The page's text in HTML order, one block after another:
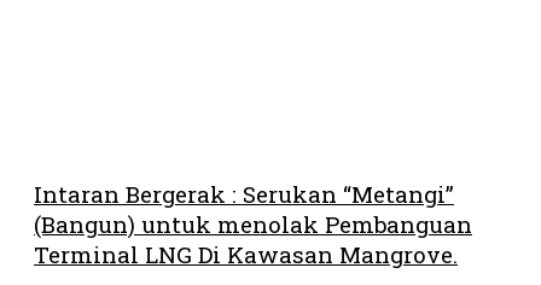
Intaran Bergerak : Serukan “Metangi”
(Bangun) untuk menolak Pembanguan
Terminal LNG Di Kawasan Mangrove.